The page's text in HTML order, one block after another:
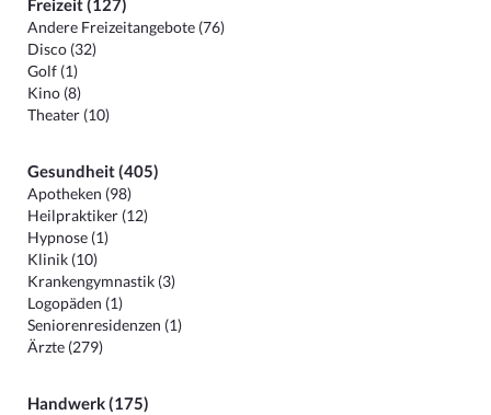
Freizeit (127)
Andere Freizeitangebote (76)
Disco (32)
Golf (1)
Kino (8)
Theater (10)
Gesundheit (405)
Apotheken (98)
Heilpraktiker (12)
Hypnose (1)
Klinik (10)
Krankengymnastik (3)
Logopäden (1)
Seniorenresidenzen (1)
Ärzte (279)
Handwerk (175)